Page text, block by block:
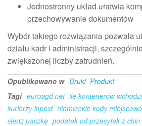
Jednostronny układ ułatwia
przechowywanie dokumentów
Wybór takiego rozwiązania pozwala
działu kadr i administracji,
zwiększonej liczby zatrudnień.
Opublikowano w Druki Produkt
Tagi euroagd.net ile kontenerów
kurierzy inpost niemieckie kody
sledz paczkę podatek od przesyłek z chin